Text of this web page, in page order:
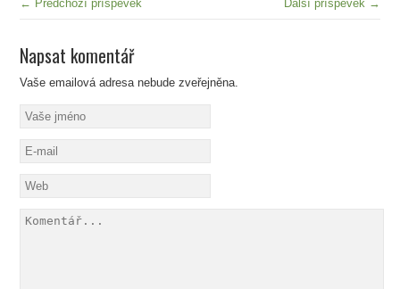
← Předchozí příspěvek Další příspěvek →
Napsat komentář
Vaše emailová adresa nebude zveřejněna.